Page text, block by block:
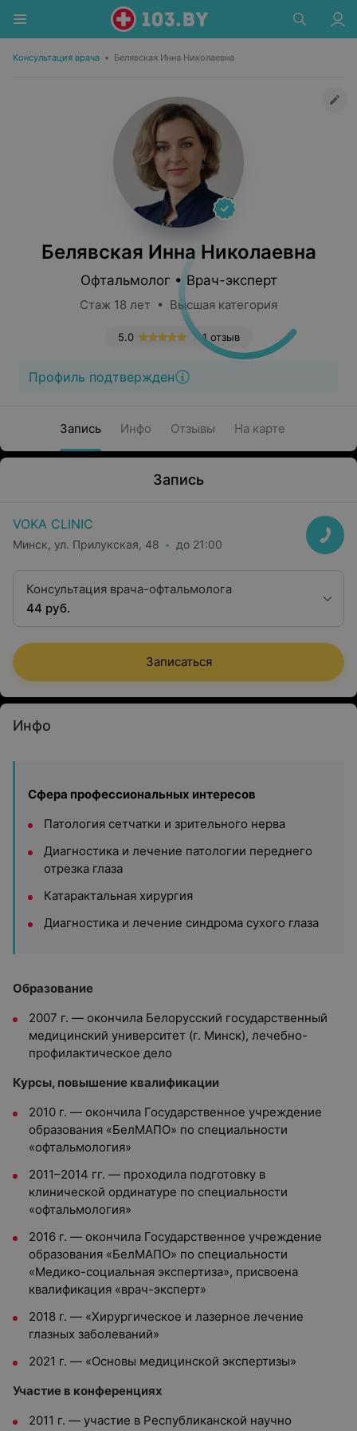
Консультация врача • Белявская Инна Николаевна
Белявская Инна Николаевна
Офтальмолог • Врач-эксперт
Стаж 18 лет • Высшая категория
1 отзыв
5.0
Профиль подтвержден
Запись Инфо Отзывы На карте
Запись
VOKA CLINIC
Минск, ул. Прилукская, 48 до 21:00
Консультация врача-офтальмолога
44 руб.
Записаться
Инфо
Сфера профессиональных интересов
Патология сетчатки и зрительного нерва
Диагностика и лечение патологии переднего
отрезка глаза
Катарактальная хирургия
Диагностика и лечение синдрома сухого глаза
Образование
2007 г. — окончила Белорусский государственный
медицинский университет (г. Минск), лечебно-
профилактическое дело
Курсы, повышение квалификации
2010 г. — окончила Государственное учреждение
образования «БелМАПО» по специальности
«офтальмология»
2011–2014 гг. — проходила подготовку в
клинической ординатуре по специальности
«офтальмология»
2016 г. — окончила Государственное учреждение
образования «БелМАПО» по специальности
«Медико-социальная экспертиза», присвоена
квалификация «врач-эксперт»
2018 г. — «Хирургическое и лазерное лечение
глазных заболеваний»
2021 г. — «Основы медицинской экспертизы»
Участие в конференциях
2011 г. — участие в Республиканской научно